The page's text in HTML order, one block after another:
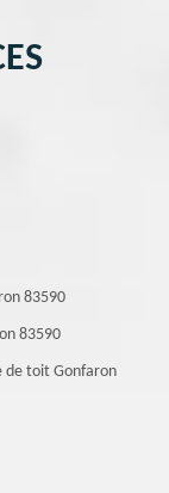
83590
83590
de toit Gonfaron